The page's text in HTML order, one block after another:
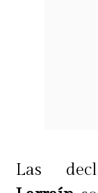
Las